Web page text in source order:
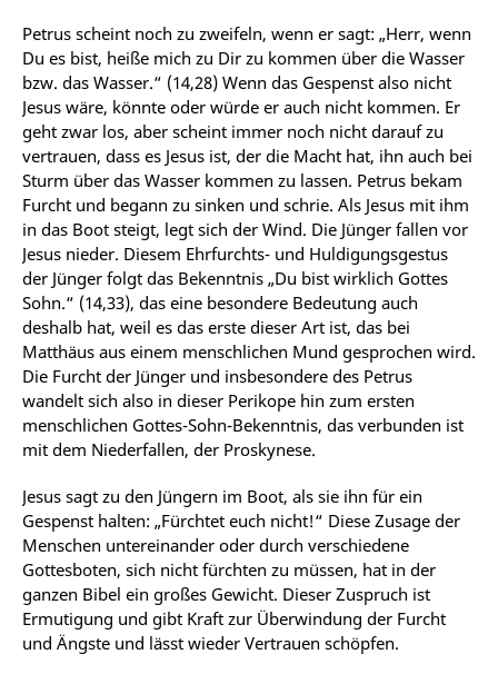
Petrus scheint noch zu zweifeln, wenn er sagt: „Herr, wenn
Du es bist, heiße mich zu Dir zu kommen über die Wasser
bzw. das Wasser.“ (14,28) Wenn das Gespenst also nicht
Jesus wäre, könnte oder würde er auch nicht kommen. Er
geht zwar los, aber scheint immer noch nicht darauf zu
vertrauen, dass es Jesus ist, der die Macht hat, ihn auch bei
Sturm über das Wasser kommen zu lassen. Petrus bekam
Furcht und begann zu sinken und schrie. Als Jesus mit ihm
in das Boot steigt, legt sich der Wind. Die Jünger fallen vor
Jesus nieder. Diesem Ehrfurchts- und Huldigungsgestus
der Jünger folgt das Bekenntnis „Du bist wirklich Gottes
Sohn.“ (14,33), das eine besondere Bedeutung auch
deshalb hat, weil es das erste dieser Art ist, das bei
Matthäus aus einem menschlichen Mund gesprochen wird.
Die Furcht der Jünger und insbesondere des Petrus
wandelt sich also in dieser Perikope hin zum ersten
menschlichen Gottes-Sohn-Bekenntnis, das verbunden ist
mit dem Niederfallen, der Proskynese.
Jesus sagt zu den Jüngern im Boot, als sie ihn für ein
Gespenst halten: „Fürchtet euch nicht!“ Diese Zusage der
Menschen untereinander oder durch verschiedene
Gottesboten, sich nicht fürchten zu müssen, hat in der
ganzen Bibel ein großes Gewicht. Dieser Zuspruch ist
Ermutigung und gibt Kraft zur Überwindung der Furcht
und Ängste und lässt wieder Vertrauen schöpfen.